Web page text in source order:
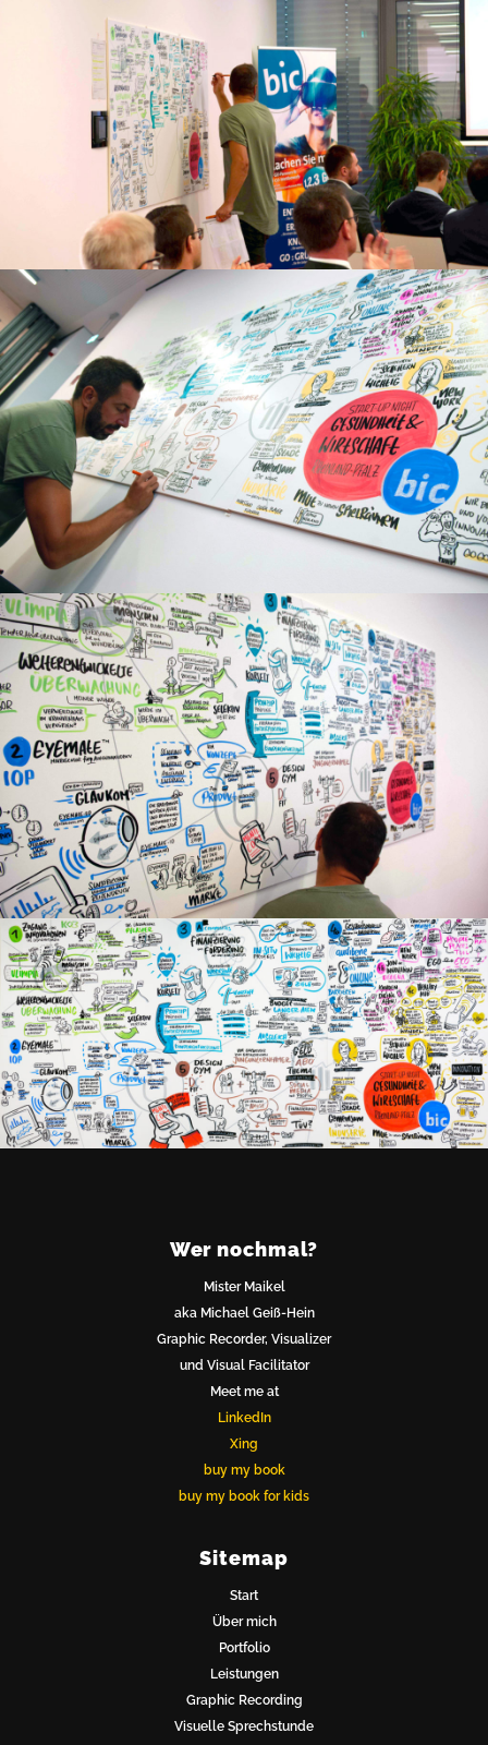
Start
Über mich
Meine Leistungen
Neuland Toolmaster®
Bücher
Portfolio
Wer nochmal?
Mister Maikel
aka Michael Geiß-Hein
Graphic Recorder, Visualizer
und Visual Facilitator
Meet me at
LinkedIn
Xing
buy my book
buy my book for kids
Sitemap
Start
Über mich
Portfolio
Leistungen
Graphic Recording
Visuelle Sprechstunde